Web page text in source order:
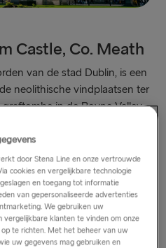
Castle, Co. Meath
van de stad Dublin, is een
neolithische vindplaatsen ter
in de Boyne Valley
en de binnenkamers
perfect waren uitgelijnd met
paar duizend jaar
verderop Trim Castle, het
fort van Ierland. Het fort is zo
het als filmlocatie koos voor
door Stena Line en onze vertrouwde
cookies en vergelijkbare technologie
en toegang tot informatie
van gepersonaliseerde advertenties
We gebruiken uw
vergelijkbare klanten te vinden om onze
te richten. Met het beheer van uw
uw gegevens mag gebruiken en